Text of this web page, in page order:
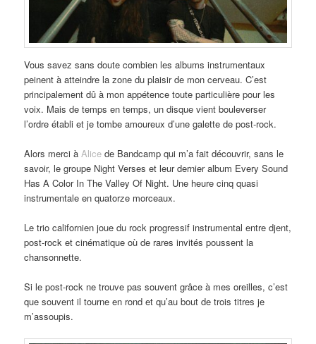
Vous savez sans doute combien les albums instrumentaux
peinent à atteindre la zone du plaisir de mon cerveau. C’est
principalement dû à mon appétence toute particulière pour les
voix. Mais de temps en temps, un disque vient bouleverser
l’ordre établi et je tombe amoureux d’une galette de post-rock.
Alors merci àAlice de Bandcamp qui m’a fait découvrir, sans le
savoir, le groupe Night Verses et leur dernier album Every Sound
Has A Color In The Valley Of Night. Une heure cinq quasi
instrumentale en quatorze morceaux.
Le trio californien joue du rock progressif instrumental entre djent,
post-rock et cinématique où de rares invités poussent la
chansonnette.
Si le post-rock ne trouve pas souvent grâce à mes oreilles, c’est
que souvent il tourne en rond et qu’au bout de trois titres je
m’assoupis.